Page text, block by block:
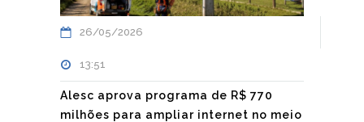
26/05/2026
13:51
Alesc aprova programa de R$ 770
milhões para ampliar internet no meio